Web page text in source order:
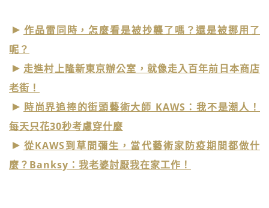
作品雷同時，怎麼看是被抄襲了嗎？還是被挪用了
呢？
走進村上隆新東京辦公室，就像走入百年前日本商店
老街！
時尚界追捧的街頭藝術大師 KAWS：我不是潮人！
每天只花30秒考慮穿什麼
從KAWS到草間彌生，當代藝術家防疫期間都做什
麼？Banksy：我老婆討厭我在家工作！